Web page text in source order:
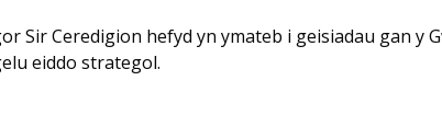
Sir Ceredigion hefyd yn ymateb i geisiadau gan y
eiddo strategol.